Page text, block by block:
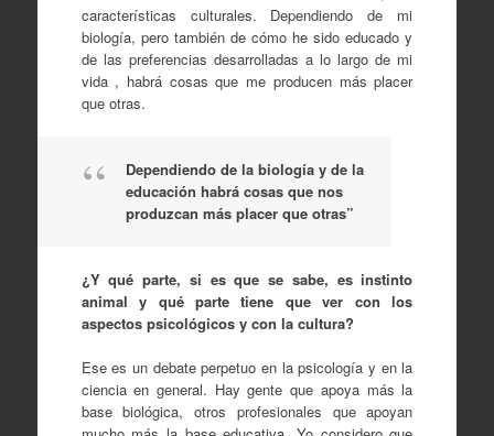
características culturales. Dependiendo de mi
biología, pero también de cómo he sido educado y
de las preferencias desarrolladas a lo largo de mi
vida , habrá cosas que me producen más placer
que otras.
Dependiendo de la biología y de la
educación habrá cosas que nos
produzcan más placer que otras”
¿Y qué parte, si es que se sabe, es instinto
animal y qué parte tiene que ver con los
aspectos psicológicos y con la cultura?
Ese es un debate perpetuo en la psicología y en la
ciencia en general. Hay gente que apoya más la
base biológica, otros profesionales que apoyan